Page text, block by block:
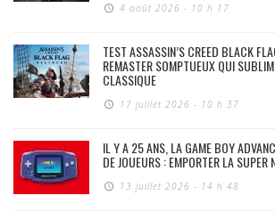
4 août 2026 - 10 h 17
TEST ASSASSIN’S CREED BLACK
REMASTER SOMPTUEUX QUI
CLASSIQUE
17 juillet 2026 - 10 h 37
IL Y A 25 ANS, LA GAME BOY
DE JOUEURS : EMPORTER LA SUPER
13 juillet 2026 - 14 h 48